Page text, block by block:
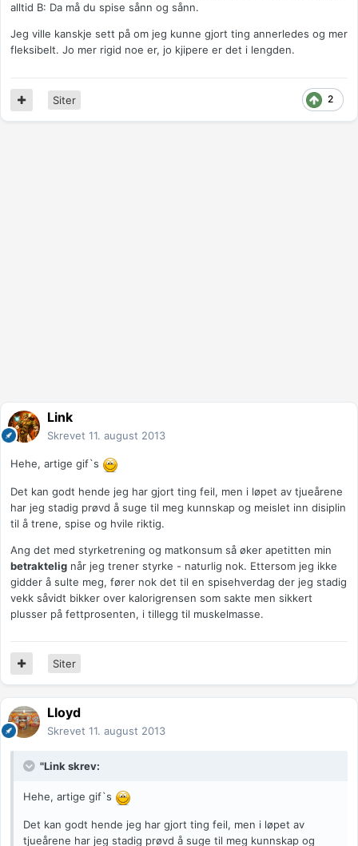
alltid B: Da må du spise sånn og sånn.
Jeg ville kanskje sett på om jeg kunne gjort ting annerledes og mer
fleksibelt. Jo mer rigid noe er, jo kjipere er det i lengden.
2
Siter
Link
Skrevet 11. august 2013
Hehe, artige gif`s
Det kan godt hende jeg har gjort ting feil, men i løpet av tjueårene
har jeg stadig prøvd å suge til meg kunnskap og meislet inn disiplin
til å trene, spise og hvile riktig.
Ang det med styrketrening og matkonsum så øker apetitten min
betraktelig når jeg trener styrke - naturlig nok. Ettersom jeg ikke
gidder å sulte meg, fører nok det til en spisehverdag der jeg stadig
vekk såvidt bikker over kalorigrensen som sakte men sikkert
plusser på fettprosenten, i tillegg til muskelmasse.
Siter
Lloyd
Skrevet 11. august 2013
"Link skrev:
Hehe, artige gif`s
Det kan godt hende jeg har gjort ting feil, men i løpet av
tjueårene har jeg stadig prøvd å suge til meg kunnskap og